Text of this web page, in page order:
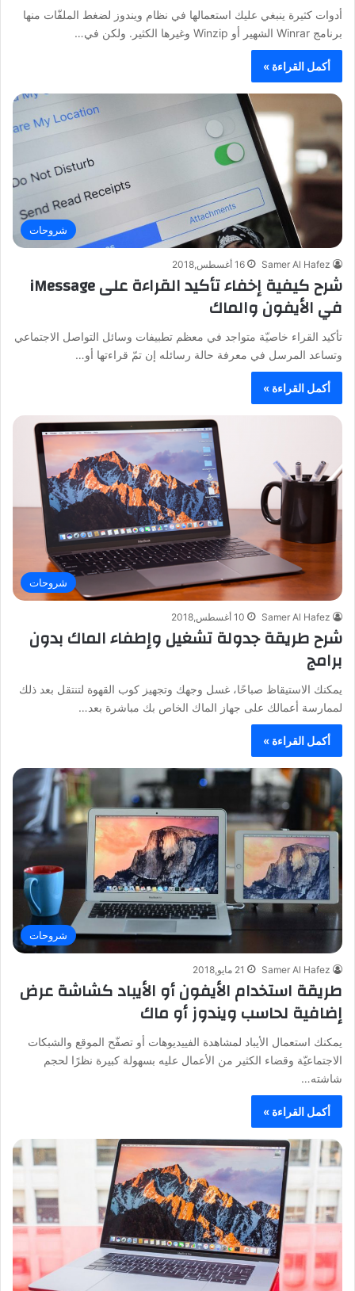
أدوات كثيرة ينبغي عليك استعمالها في نظام ويندوز لضغط الملفّات منها
برنامج Winrar الشهير أو Winzip وغيرها الكثير. ولكن في…
أكمل القراءة »
شروحات
Samer Al Hafez 16 أغسطس,2018
شرح كيفية إخفاء تأكيد القراءة على iMessage
في الأيفون والماك
تأكيد القراء خاصيّة متواجد في معظم تطبيفات وسائل التواصل الاجتماعي
وتساعد المرسل في معرفة حالة رسائله إن تمّ قراءتها أو…
أكمل القراءة »
شروحات
Samer Al Hafez 10 أغسطس,2018
شرح طريقة جدولة تشغيل وإطفاء الماك بدون
برامج
يمكنك الاستيقاظ صباحًا، غسل وجهك وتجهيز كوب القهوة لتنتقل بعد ذلك
لممارسة أعمالك على جهاز الماك الخاص بك مباشرة بعد…
أكمل القراءة »
شروحات
Samer Al Hafez 21 مايو,2018
طريقة استخدام الأيفون أو الأيباد كشاشة عرض
إضافية لحاسب ويندوز أو ماك
يمكنك استعمال الأيباد لمشاهدة الفييديوهات أو تصفّح الموقع والشبكات
الاجتماعيّة وقضاء الكثير من الأعمال عليه بسهولة كبيرة نظرًا لحجم
شاشته…
أكمل القراءة »